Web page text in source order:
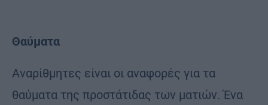
Θαύματα
Αναρίθμητες είναι οι αναφορές για τα
θαύματα της προστάτιδας των ματιών. Ένα